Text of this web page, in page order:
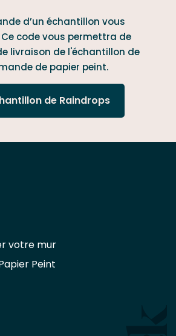
d’un échantillon vous
Ce code vous permettra de
livraison de l'échantillon de
de papier peint.
de Raindrops
votre mur
Peint